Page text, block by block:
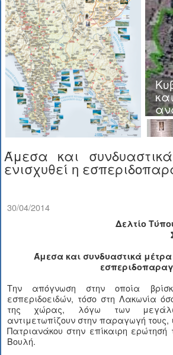
Άμεσα και
ενισχυθεί η
30/04/2014
Δελτίο
Άμεσα και συνδυαστικά μέτρα
Την απόγνωση στην οποία
εσπεριδοειδών, τόσο στη Λακωνία
της χώρας, λόγω των
αντιμετωπίζουν στην παραγωγή
Πατριανάκου στην επίκαιρη ερώτησή
Βουλή.